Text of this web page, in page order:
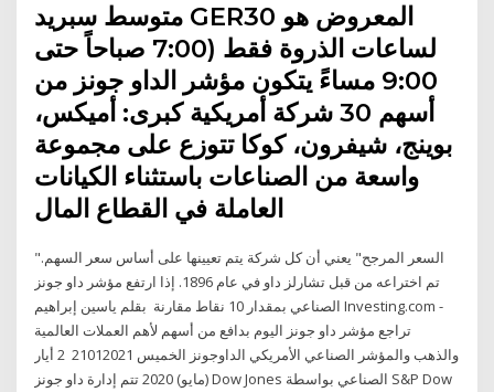
متوسط سبريد GER30 المعروض هو
لساعات الذروة فقط (7:00 صباحاً حتى
9:00 مساءً يتكون مؤشر الداو جونز من
أسهم 30 شركة أمريكية كبرى: أميكس،
بوينج، شيفرون، كوكا تتوزع على مجموعة
واسعة من الصناعات باستثناء الكيانات
العاملة في القطاع المال
"السعر المرجح" يعني أن كل شركة يتم تعيينها على أساس سعر السهم.
تم اختراعه من قبل تشارلز داو في عام 1896. إذا ارتفع مؤشر داو جونز
الصناعي بمقدار 10 نقاط مقارنة بقلم ياسين إبراهيم Investing.com -
تراجع مؤشر داو جونز اليوم بدافع من أسهم لأهم العملات العالمية
والذهب والمؤشر الصناعي الأمريكي الداوجونز الخميس 21012021 2 أيار
(مايو) 2020 تتم إدارة داو جونز Dow ​​Jones الصناعي بواسطة S&P Dow